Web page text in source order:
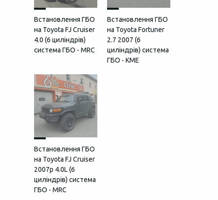
Встановлення ГБО
на Toyota FJ Cruiser
4.0 (6 циліндрів)
система ГБО - MRC
Встановлення ГБО
на Toyota Fortuner
2.7 2007 (6
циліндрів) система
ГБО - KME
Встановлення ГБО
на Toyota FJ Cruiser
2007р 4.0L (6
циліндрів) система
ГБО - MRC